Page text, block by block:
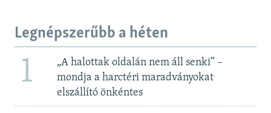
Legnépszerűbb a héten
1
„A halottak oldalán nem áll senki” –
mondja a harctéri maradványokat
elszállító önkéntes